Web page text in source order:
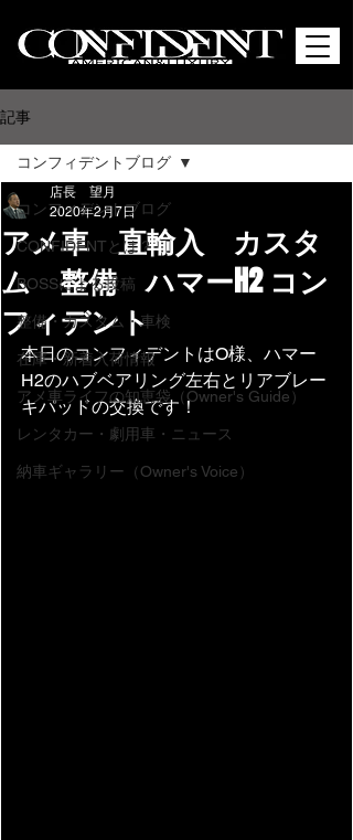
記事
コンフィデントブログ
CONFIDENTとは？
BOSSによる投稿
整備・カスタム・車検
在庫・新着入荷情報
アメ車ライフの知恵袋（Owner's Guide）
レンタカー・劇用車・ニュース
納車ギャラリー（Owner's Voice）
コンフィデントブログ
アメ車 直輸入 カスタ
ム 整備 ハマーH2 コン
フィデント
店長 望月
2020年2月7日
本日のコンフィデントはO様、ハマー
H2のハブベアリング左右とリアブレー
キパッドの交換です！